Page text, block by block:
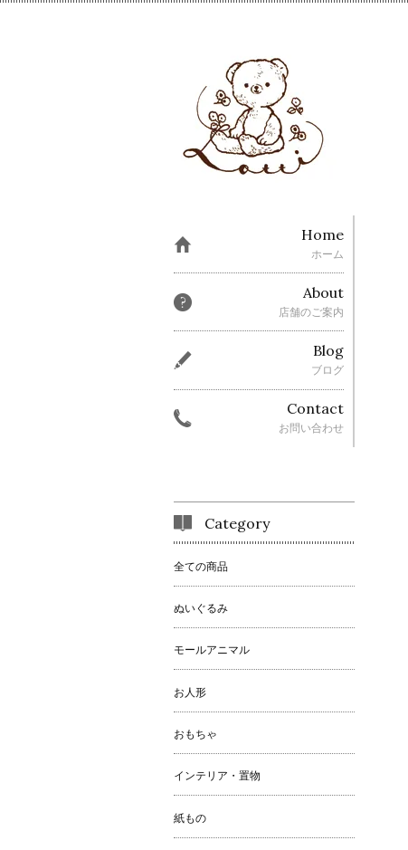
Home
ホーム
About
店舗のご案内
Blog
ブログ
Contact
お問い合わせ
Category
全ての商品
ぬいぐるみ
モールアニマル
お人形
おもちゃ
インテリア・置物
紙もの